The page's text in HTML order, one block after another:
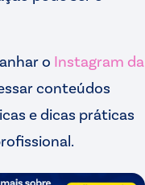
o Instagram da
conteúdos
e dicas práticas